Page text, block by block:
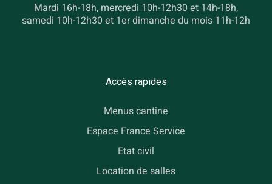
Mardi 16h-18h, mercredi 10h-12h30 et 14h-18h,
samedi 10h-12h30 et 1er dimanche du mois 11h-12h
Accès rapides
Menus cantine
Espace France Service
Etat civil
Location de salles